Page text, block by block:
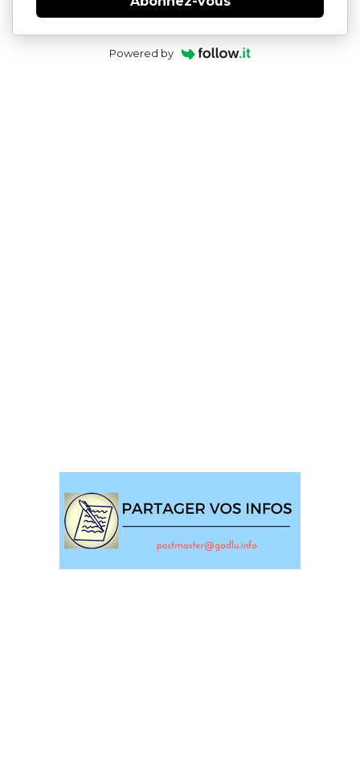
Powered by